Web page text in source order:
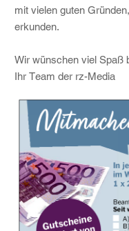
mit vielen guten
erkunden.
Wir wünschen viel Spaß
Ihr Team der rz-Media